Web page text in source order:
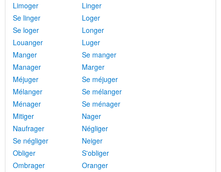
Limoger
Linger
Se linger
Loger
Se loger
Longer
Louanger
Luger
Manger
Se manger
Manager
Marger
Méjuger
Se méjuger
Mélanger
Se mélanger
Ménager
Se ménager
Mitiger
Nager
Naufrager
Négliger
Se négliger
Neiger
Obliger
S'obliger
Ombrager
Oranger